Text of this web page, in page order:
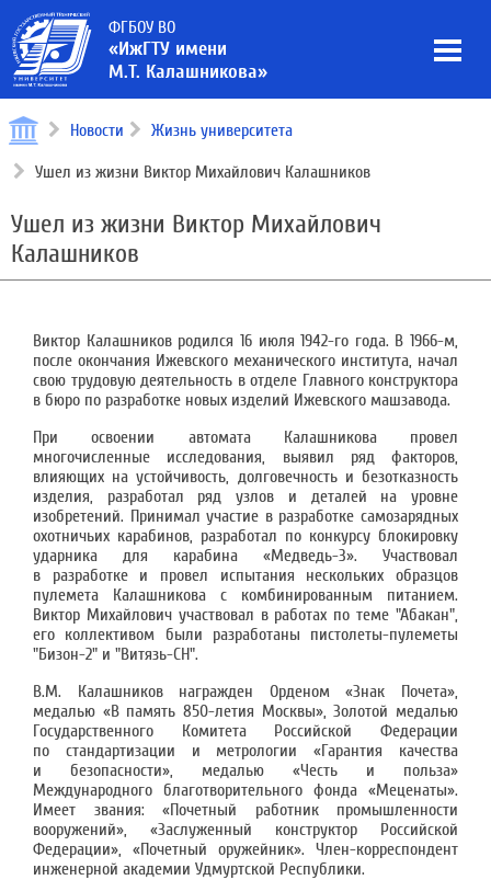
ФГБОУ ВО
«ИжГТУ имени
М.Т. Калашникова»
Новости Жизнь университета
Ушел из жизни Виктор Михайлович Калашников
Ушел из жизни Виктор Михайлович
Калашников
Виктор Калашников родился 16 июля 1942-го года. В 1966-м,
после окончания Ижевского механического института, начал
свою трудовую деятельность в отделе Главного конструктора
в бюро по разработке новых изделий Ижевского машзавода.
При освоении автомата Калашникова провел
многочисленные исследования, выявил ряд факторов,
влияющих на устойчивость, долговечность и безотказность
изделия, разработал ряд узлов и деталей на уровне
изобретений. Принимал участие в разработке самозарядных
охотничьих карабинов, разработал по конкурсу блокировку
ударника для карабина «Медведь-3». Участвовал
в разработке и провел испытания нескольких образцов
пулемета Калашникова с комбинированным питанием.
Виктор Михайлович участвовал в работах по теме "Абакан",
его коллективом были разработаны пистолеты-пулеметы
"Бизон-2" и "Витязь-СН".
В.М. Калашников награжден Орденом «Знак Почета»,
медалью «В память 850-летия Москвы», Золотой медалью
Государственного Комитета Российской Федерации
по стандартизации и метрологии «Гарантия качества
и безопасности», медалью «Честь и польза»
Международного благотворительного фонда «Меценаты».
Имеет звания: «Почетный работник промышленности
вооружений», «Заслуженный конструктор Российской
Федерации», «Почетный оружейник». Член-корреспондент
инженерной академии Удмуртской Республики.